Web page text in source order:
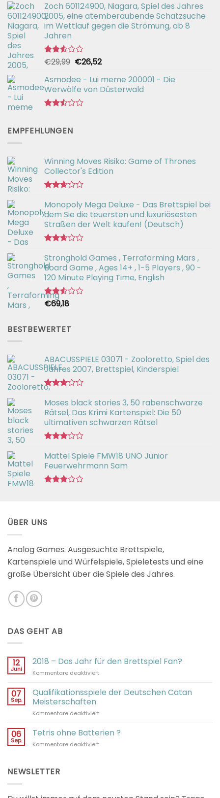
mit
2.77
von 5
Zoch 601124900, Niagara, Spiel des Jahres
2005, eine atemberaubende Schatzsuche
im Wettlauf gegen die Strömung, ab 8
Jahren
Bewertet
2.54
von 5
€29,99 Ursprünglicher
war:
€29,99
€26,52Aktueller
ist:
€26,52.
Asmodee - Lui meme 200001 - Die
Werwölfe von Düsterwald
2.49
EMPFEHLUNGEN
Winning Moves Risiko: Game of Thrones
Collector's Edition
mit
2.66
von 5
Monopoly Mega Deluxe - Das Brettspiel bei
dem Sie die teuersten und luxuriösesten
Straßen der Welt kaufen! (Deutsch)
mit
2.64
von 5
Stronghold Games , Terraforming Mars ,
Board Game , Ages 14+ , 1-5 Players , 90 -
120 Minute Playing Time, English
Bewertet
von 5
€69,18
BESTBEWERTET
ABACUSSPIELE 03071 - Zooloretto, Spiel des
Jahres 2007, Brettspiel, Kinderspiel
mit
3.02
von 5
Moses black stories 3, 50 rabenschwarze
Rätsel, Das Krimi Kartenspiel: Die 50
ultimativen schwarzen Rätsel
mit
3.00
von 5
Mattel Spiele FMW18 UNO Junior
Feuerwehrmann Sam
ÜBER UNS
Analog Games. Ausgesuchte Brettspiele,
Kartenspiele und Würfelspiele, Spieletests und eine
große Übersicht über die Spiele des Jahres.
DAS GEHT AB
12
Juni
2018 – Das Jahr für den Brettspiel Fan?
Kommentare deaktiviertfür
–
Das
für
Brettspiel
07
Sep.
Qualifikationsspiele der Deutschen Catan
Meisterschaften
Kommentare deaktiviertfür
der
Deutschen
Catan
06
Sep.
Tetris ohne Batterien ?
Kommentare deaktiviertfür
NEWSLETTER